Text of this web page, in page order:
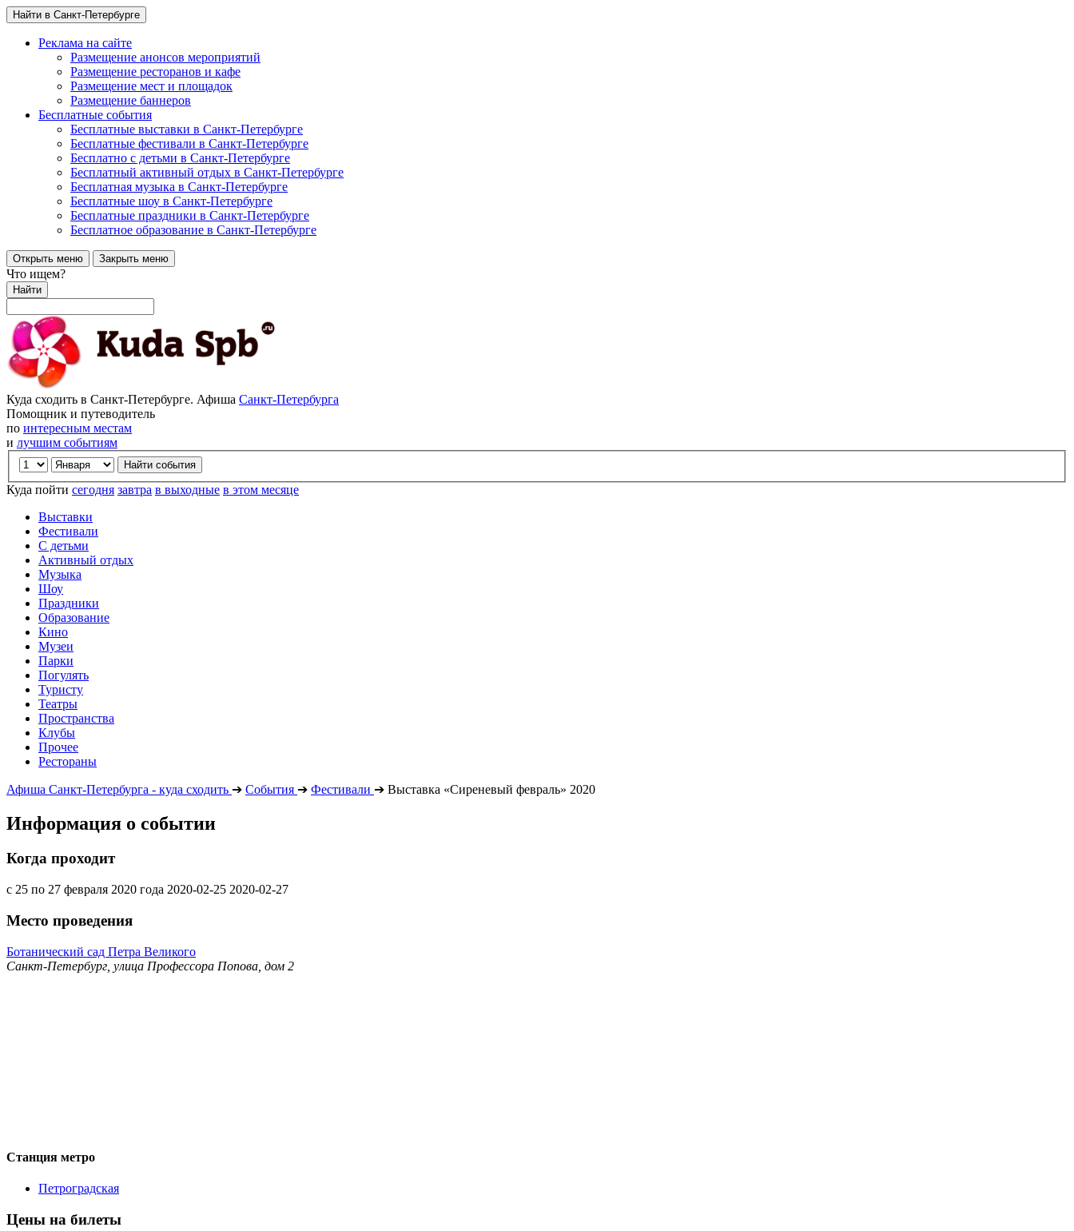
Найти в Санкт-Петербурге
Реклама на сайте
Размещение анонсов мероприятий
Размещение ресторанов и кафе
Размещение мест и площадок
Размещение баннеров
Бесплатные события
Бесплатные выставки в Санкт-Петербурге
Бесплатные фестивали в Санкт-Петербурге
Бесплатно с детьми в Санкт-Петербурге
Бесплатный активный отдых в Санкт-Петербурге
Бесплатная музыка в Санкт-Петербурге
Бесплатные шоу в Санкт-Петербурге
Бесплатные праздники в Санкт-Петербурге
Бесплатное образование в Санкт-Петербурге
Открыть меню Закрыть меню
Что ищем?
Найти
Куда сходить в Санкт-Петербурге. Афиша Санкт-Петербурга
Помощник и путеводитель
по интересным местам
и лучшим событиям
Куда пойти сегодня завтра в выходные в этом месяце
Выставки
Фестивали
С детьми
Активный отдых
Музыка
Шоу
Праздники
Образование
Кино
Музеи
Парки
Погулять
Туристу
Театры
Пространства
Клубы
Прочее
Рестораны
Афиша Санкт-Петербурга - куда сходить ➔ События ➔ Фестивали ➔ Выставка «Сиреневый февраль» 2020
Информация о событии
Когда проходит
с 25 по 27 февраля 2020 года 2020-02-25 2020-02-27
Место проведения
Ботанический сад Петра Великого
Санкт-Петербург, улица Профессора Попова, дом 2
Станция метро
Петроградская
Цены на билеты